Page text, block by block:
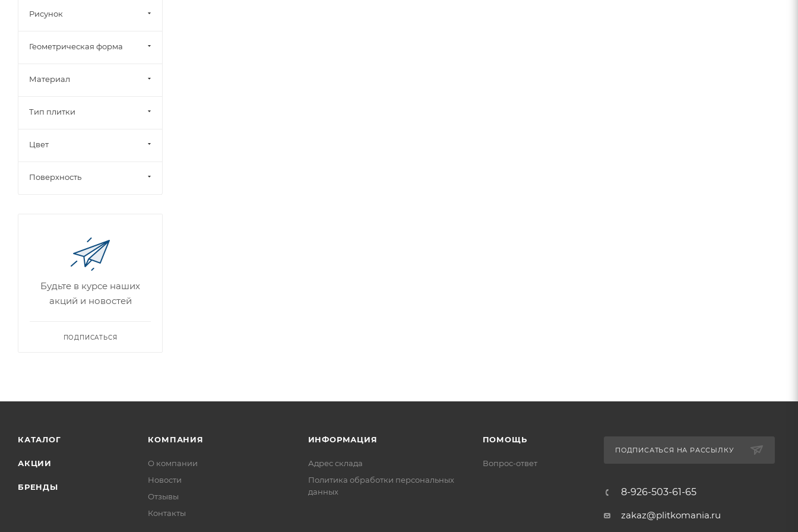
Рисунок
Геометрическая форма
Материал
Тип плитки
Цвет
Поверхность
Будьте в курсе наших
акций и новостей
ПОДПИСАТЬСЯ
КАТАЛОГ
АКЦИИ
БРЕНДЫ
КОМПАНИЯ
О компании
Новости
Отзывы
Контакты
ИНФОРМАЦИЯ
Адрес склада
Политика обработки персональных
данных
ПОМОЩЬ
Вопрос-ответ
ПОДПИСАТЬСЯ НА РАССЫЛКУ
8-926-503-61-65
zakaz@plitkomania.ru